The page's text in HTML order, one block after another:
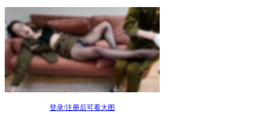
登录/注册后可看大图